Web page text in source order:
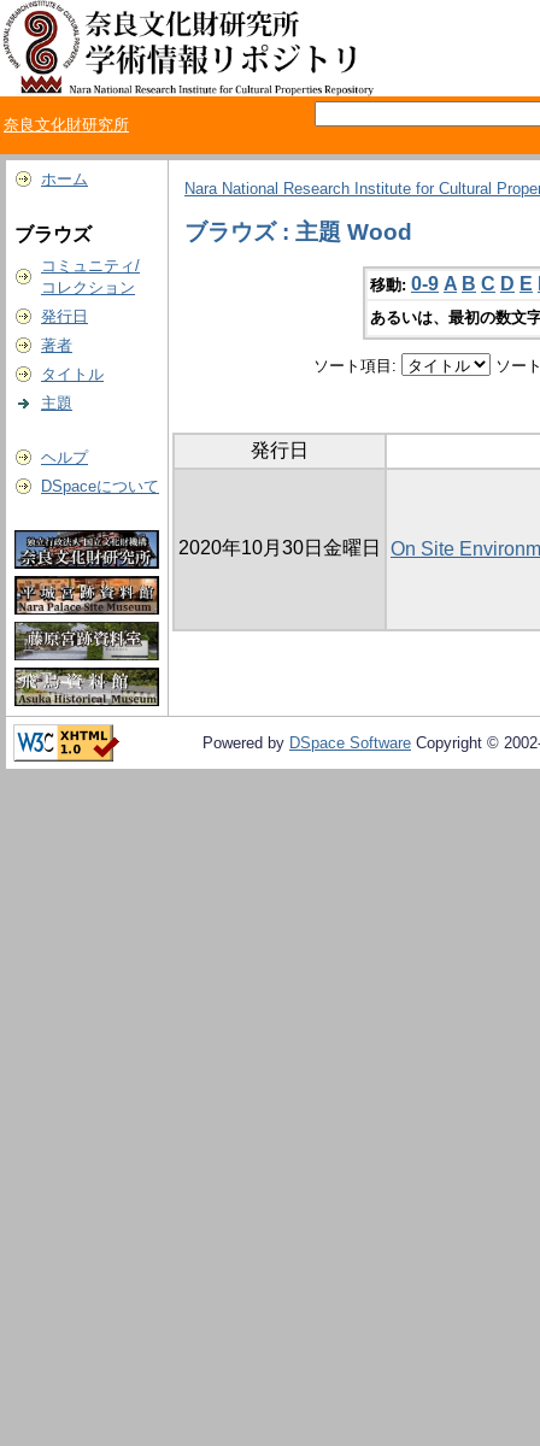
奈良文化財研究所
ホーム
ブラウズ
コミュニティ/
コレクション
発行日
著者
タイトル
主題
ヘルプ
DSpaceについて
Nara National Research Institute for Cultural
ブラウズ : 主題 Wood
移動: 0-9 A B C D E
あるいは、最初の数文
ソート項目: ソー
発行日
2020年10月30日金曜日 On Site
Powered by DSpace Software Copyright ©